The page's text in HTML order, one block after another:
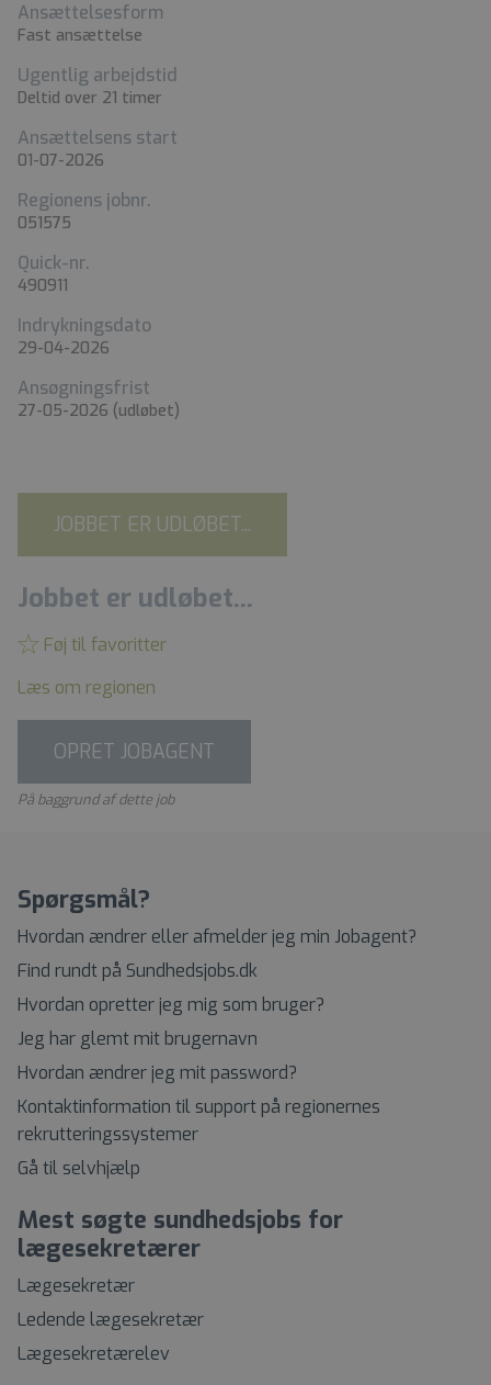
Ansættelsesform
Fast ansættelse
Ugentlig arbejdstid
Deltid over 21 timer
Ansættelsens start
01-07-2026
Regionens jobnr.
051575
Quick-nr.
490911
Indrykningsdato
29-04-2026
Ansøgningsfrist
27-05-2026 (udløbet)
JOBBET ER UDLØBET...
Jobbet er udløbet...
Føj til favoritter
Læs om regionen
OPRET JOBAGENT
På baggrund af dette job
Spørgsmål?
Hvordan ændrer eller afmelder jeg min Jobagent?
Find rundt på Sundhedsjobs.dk
Hvordan opretter jeg mig som bruger?
Jeg har glemt mit brugernavn
Hvordan ændrer jeg mit password?
Kontaktinformation til support på regionernes
rekrutteringssystemer
Gå til selvhjælp
Mest søgte sundhedsjobs for
lægesekretærer
Lægesekretær
Ledende lægesekretær
Lægesekretærelev